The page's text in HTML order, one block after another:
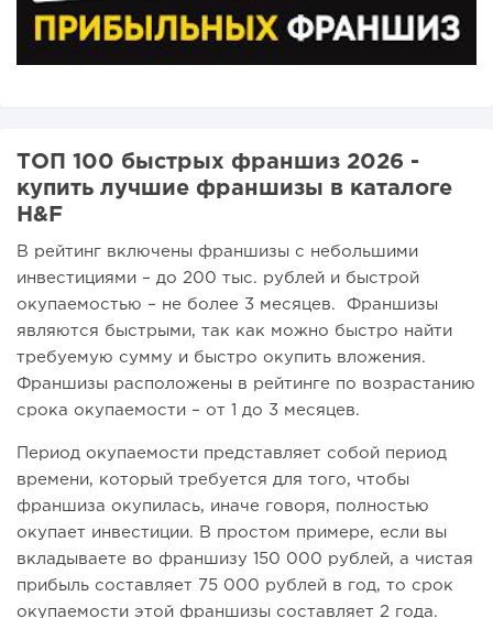
ТОП 100 быстрых франшиз 2026 -
купить лучшие франшизы в каталоге
H&F
В рейтинг включены франшизы с небольшими
инвестициями – до 200 тыс. рублей и быстрой
окупаемостью – не более 3 месяцев. Франшизы
являются быстрыми, так как можно быстро найти
требуемую сумму и быстро окупить вложения.
Франшизы расположены в рейтинге по возрастанию
срока окупаемости – от 1 до 3 месяцев.
Период окупаемости представляет собой период
времени, который требуется для того, чтобы
франшиза окупилась, иначе говоря, полностью
окупает инвестиции. В простом примере, если вы
вкладываете во франшизу 150 000 рублей, а чистая
прибыль составляет 75 000 рублей в год, то срок
окупаемости этой франшизы составляет 2 года.